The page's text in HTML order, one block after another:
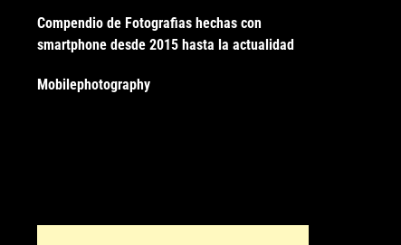
Compendio de Fotografias hechas con
smartphone desde 2015 hasta la actualidad
Mobilephotography